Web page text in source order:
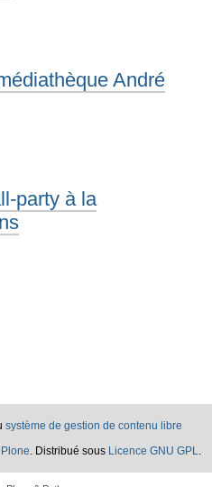
André
party à la
système de gestion de contenu libre
. Distribué sous Licence GNU GPL.